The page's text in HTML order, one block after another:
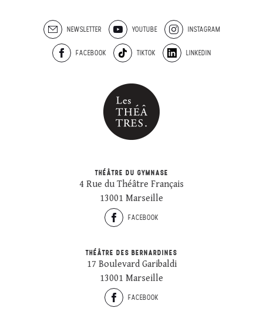
NEWSLETTER YOUTUBE INSTAGRAM
FACEBOOK TIKTOK LINKEDIN
THÉÂTRE DU GYMNASE
4 Rue du Théâtre Français
13001 Marseille
FACEBOOK
THÉÂTRE DES BERNARDINES
17 Boulevard Garibaldi
13001 Marseille
FACEBOOK